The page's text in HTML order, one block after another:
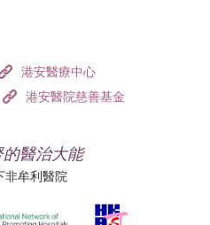
港安醫療中心
港安醫院慈善基金
的醫治大能
非牟利醫院